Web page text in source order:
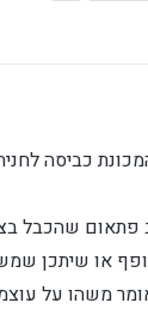
פתאום
או שיתכן